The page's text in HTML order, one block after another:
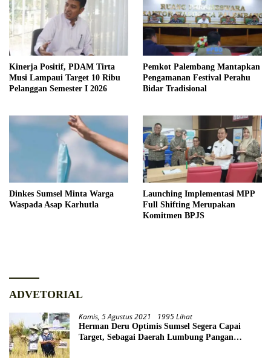
Kinerja Positif, PDAM Tirta
Musi Lampaui Target 10 Ribu
Pelanggan Semester I 2026
Pemkot Palembang Mantapkan
Pengamanan Festival Perahu
Bidar Tradisional
Dinkes Sumsel Minta Warga
Waspada Asap Karhutla
Launching Implementasi MPP
Full Shifting Merupakan
Komitmen BPJS
ADVETORIAL
Kamis, 5 Agustus 2021 1995 Lihat
Herman Deru Optimis Sumsel Segera Capai
Target, Sebagai Daerah Lumbung Pangan